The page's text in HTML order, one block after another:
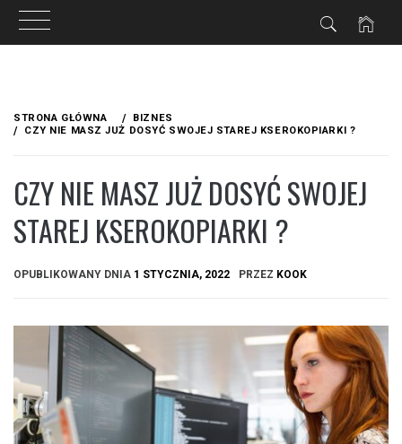
treści
STRONA GŁÓWNA
BIZNES
CZY NIE MASZ JUŻ DOSYĆ SWOJEJ STAREJ KSEROKOPIARKI ?
CZY NIE MASZ JUŻ DOSYĆ SWOJEJ
STAREJ KSEROKOPIARKI ?
OPUBLIKOWANY DNIA 1 STYCZNIA, 2022 PRZEZ KOOK